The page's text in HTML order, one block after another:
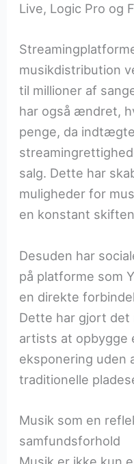
Live, Logic Pro og
musikdistribution
til millioner af
har også ændret,
penge, da
salg. Dette har
muligheder for
en konstant
Desuden har
på platforme som
en direkte
Dette har gjort det
artists at opbygge
eksponering
traditionelle
Musik som en
samfundsforhold